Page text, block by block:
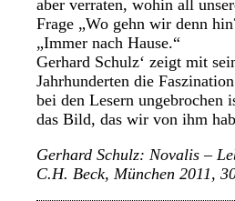
aber verraten, wohin all
Frage „Wo gehn wir denn
„Immer nach Hause.“
Gerhard Schulz‘ zeigt mit
Jahrhunderten die
bei den Lesern ungebrochen
das Bild, das wir von ihm
Gerhard Schulz: Novalis –
C.H. Beck, München 2011,